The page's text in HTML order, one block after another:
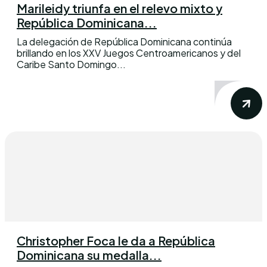
Marileidy triunfa en el relevo mixto y
República Dominicana...
La delegación de República Dominicana continúa
brillando en los XXV Juegos Centroamericanos y del
Caribe Santo Domingo...
Christopher Foca le da a República
Dominicana su medalla...